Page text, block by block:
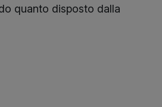
quanto disposto dalla